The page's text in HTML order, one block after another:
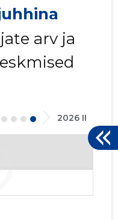
arv ja
2026 II